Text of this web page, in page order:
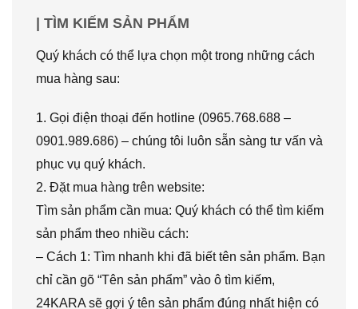
| TÌM KIẾM SẢN PHẨM
Quý khách có thể lựa chọn một trong những cách
mua hàng sau:
1. Gọi điện thoại đến hotline (0965.768.688 –
0901.989.686) – chúng tôi luôn sẵn sàng tư vấn và
phục vụ quý khách.
2. Đặt mua hàng trên website:
Tìm sản phẩm cần mua: Quý khách có thể tìm kiếm
sản phẩm theo nhiều cách:
– Cách 1: Tìm nhanh khi đã biết tên sản phẩm. Bạn
chỉ cần gõ “Tên sản phẩm” vào ô tìm kiếm,
24KARA sẽ gợi ý tên sản phẩm đúng nhất hiện có